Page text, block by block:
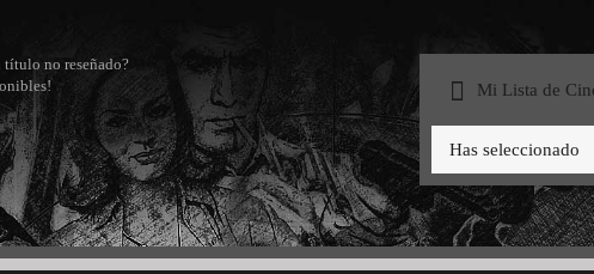
título no reseñado?
Mi Lista de
Has seleccionado